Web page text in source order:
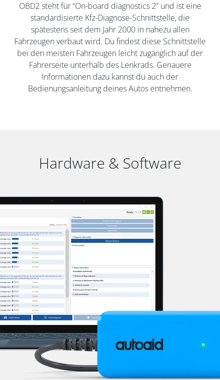
OBD2 steht für “On-board diagnostics 2” und ist eine
standardisierte Kfz-Diagnose-Schnittstelle, die
spätestens seit dem Jahr 2000 in nahezu allen
Fahrzeugen verbaut wird. Du findest diese Schnittstelle
bei den meisten Fahrzeugen leicht zugänglich auf der
Fahrerseite unterhalb des Lenkrads. Genauere
Informationen dazu kannst du auch der
Bedienungsanleitung deines Autos entnehmen.
Hardware & Software